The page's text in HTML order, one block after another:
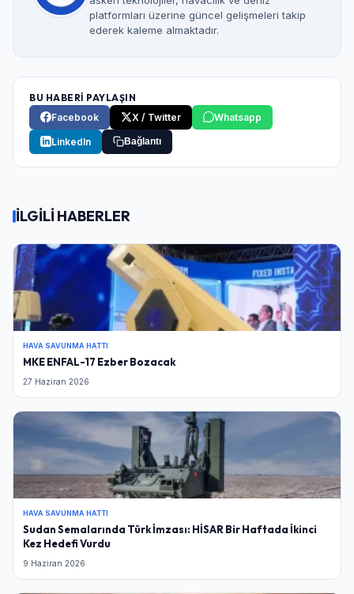
platformları üzerine güncel gelişmeleri takip
ederek kaleme almaktadır.
BU HABERİ PAYLAŞIN
Facebook
X / Twitter Whatsapp
LinkedIn Bağlantı
İLGİLİ HABERLER
HAVA SAVUNMA HATTI
MKE ENFAL-17 Ezber Bozacak
27 Haziran 2026
HAVA SAVUNMA HATTI
Sudan Semalarında Türk İmzası: HİSAR Bir Haftada İkinci
Kez Hedefi Vurdu
9 Haziran 2026